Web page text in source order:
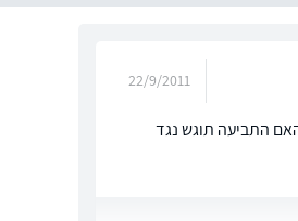
22/9/2011
התביעה תוגש נגד